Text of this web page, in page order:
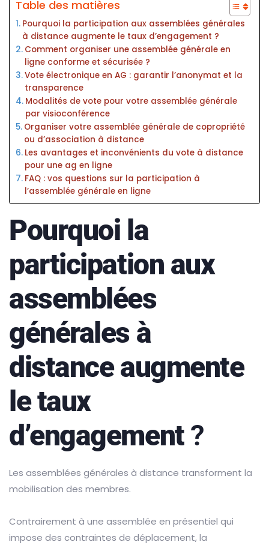
Table des matières
Pourquoi la participation aux assemblées générales
à distance augmente le taux d’engagement ?
Comment organiser une assemblée générale en
ligne conforme et sécurisée ?
Vote électronique en AG : garantir l’anonymat et la
transparence
Modalités de vote pour votre assemblée générale
par visioconférence
Organiser votre assemblée générale de copropriété
ou d’association à distance
Les avantages et inconvénients du vote à distance
pour une ag en ligne
FAQ : vos questions sur la participation à
l’assemblée générale en ligne
Pourquoi la
participation aux
assemblées
générales à
distance augmente
le taux
d’engagement?
Les assemblées générales à distance transforment la
mobilisation des membres.
Contrairement à une assemblée en présentiel qui
impose des contraintes de déplacement, la